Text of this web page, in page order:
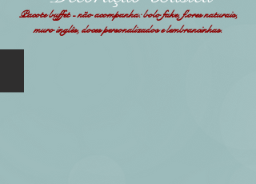
Pacote buffet - não acompanha: bolo fake, flores naturais,
muro inglês, doces personalizados e lembrancinhas.